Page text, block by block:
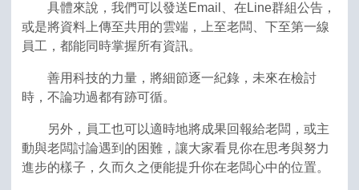
具體來說，我們可以發送Email、在Line群組公告，
或是將資料上傳至共用的雲端，上至老闆、下至第一線
員工，都能同時掌握所有資訊。
善用科技的力量，將細節逐一紀錄，未來在檢討
時，不論功過都有跡可循。
另外，員工也可以適時地將成果回報給老闆，或主
動與老闆討論遇到的困難，讓大家看見你在思考與努力
進步的樣子，久而久之便能提升你在老闆心中的位置。